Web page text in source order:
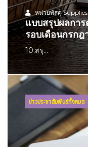
หน่วยพัสดุ
แบบสรุปผลกา
รอบเดือนกรก
10.สรุ...
ข่าวประชาสัมพันธ์ทั้งหมด